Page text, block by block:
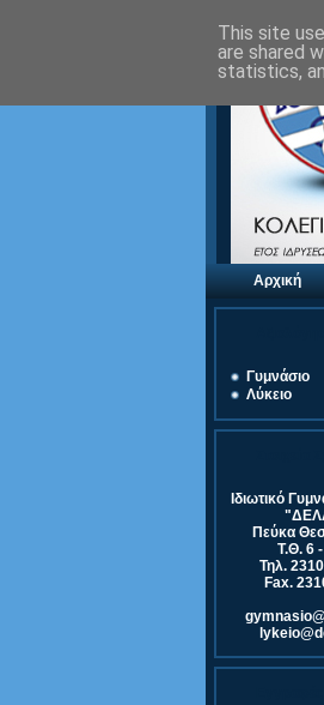
Αρχική
Γυμνάσιο
Λύκειο
Ιδιωτικό
Πεύκα
Τ.Θ. 6
Τηλ.
Fax.
This site
are shared
statistics,